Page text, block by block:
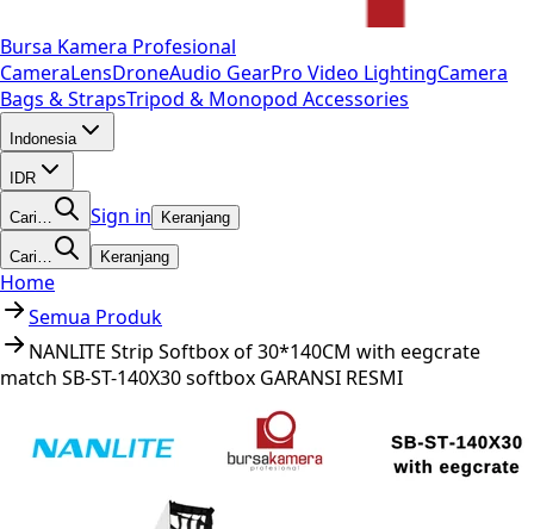
Bursa Kamera Profesional
CameraLensDroneAudio GearPro Video LightingCamera
Bags & StrapsTripod & Monopod Accessories
Indonesia
IDR
Cari… Sign in Keranjang
Cari… Keranjang
Home
Semua Produk
NANLITE Strip Softbox of 30*140CM with eegcrate
match SB-ST-140X30 softbox GARANSI RESMI